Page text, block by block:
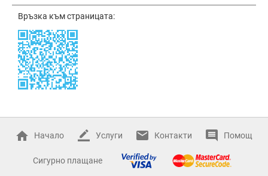
Връзка към страницата:
Начало Услуги Контакти Помощ
Сигурно плащане